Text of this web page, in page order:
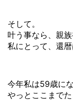
そして。
叶う事なら、親
私にとって、還暦
今年私は59歳に
やっとここまでた